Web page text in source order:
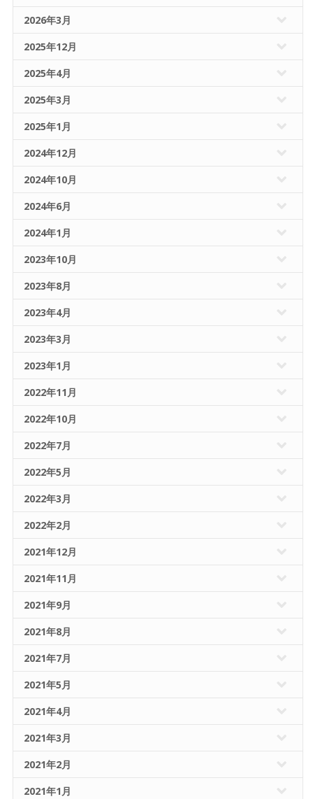
2026年3月
2025年12月
2025年4月
2025年3月
2025年1月
2024年12月
2024年10月
2024年6月
2024年1月
2023年10月
2023年8月
2023年4月
2023年3月
2023年1月
2022年11月
2022年10月
2022年7月
2022年5月
2022年3月
2022年2月
2021年12月
2021年11月
2021年9月
2021年8月
2021年7月
2021年5月
2021年4月
2021年3月
2021年2月
2021年1月